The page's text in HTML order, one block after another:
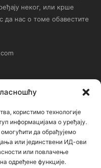
користимо технологије
информацијама о уређају.
да обрађујемо
или јединствени ИД-ови
или повлачење
одређене функције.
неког, или крше
да нас о томе обавестите